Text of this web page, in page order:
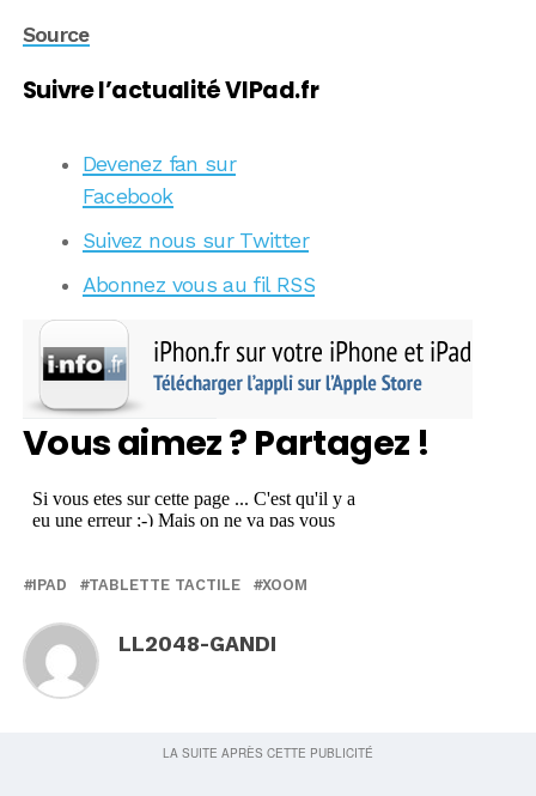
Source
Suivre l’actualité VIPad.fr
Devenez fan sur
Facebook
Suivez nous sur Twitter
Abonnez vous au fil RSS
Vous aimez ? Partagez !
IPAD TABLETTE TACTILE XOOM
LL2048-GANDI